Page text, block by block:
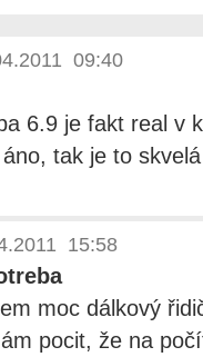
09:40
6.9 je fakt real v
tak je to
15:58
moc dálkový
pocit, že na